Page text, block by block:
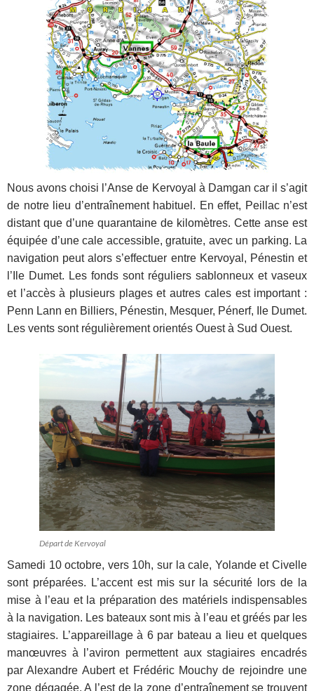
Nous avons choisi l’Anse de Kervoyal à Damgan car il s’agit
de notre lieu d’entraînement habituel. En effet, Peillac n’est
distant que d’une quarantaine de kilomètres. Cette anse est
équipée d’une cale accessible, gratuite, avec un parking. La
navigation peut alors s’effectuer entre Kervoyal, Pénestin et
l’Ile Dumet. Les fonds sont réguliers sablonneux et vaseux
et l’accès à plusieurs plages et autres cales est important :
Penn Lann en Billiers, Pénestin, Mesquer, Pénerf, Ile Dumet.
Les vents sont régulièrement orientés Ouest à Sud Ouest.
Départ de Kervoyal
Samedi 10 octobre, vers 10h, sur la cale, Yolande et Civelle
sont préparées. L’accent est mis sur la sécurité lors de la
mise à l’eau et la préparation des matériels indispensables
à la navigation. Les bateaux sont mis à l’eau et gréés par les
stagiaires. L’appareillage à 6 par bateau a lieu et quelques
manœuvres à l’aviron permettent aux stagiaires encadrés
par Alexandre Aubert et Frédéric Mouchy de rejoindre une
zone dégagée. A l’est de la zone d’entraînement se trouvent